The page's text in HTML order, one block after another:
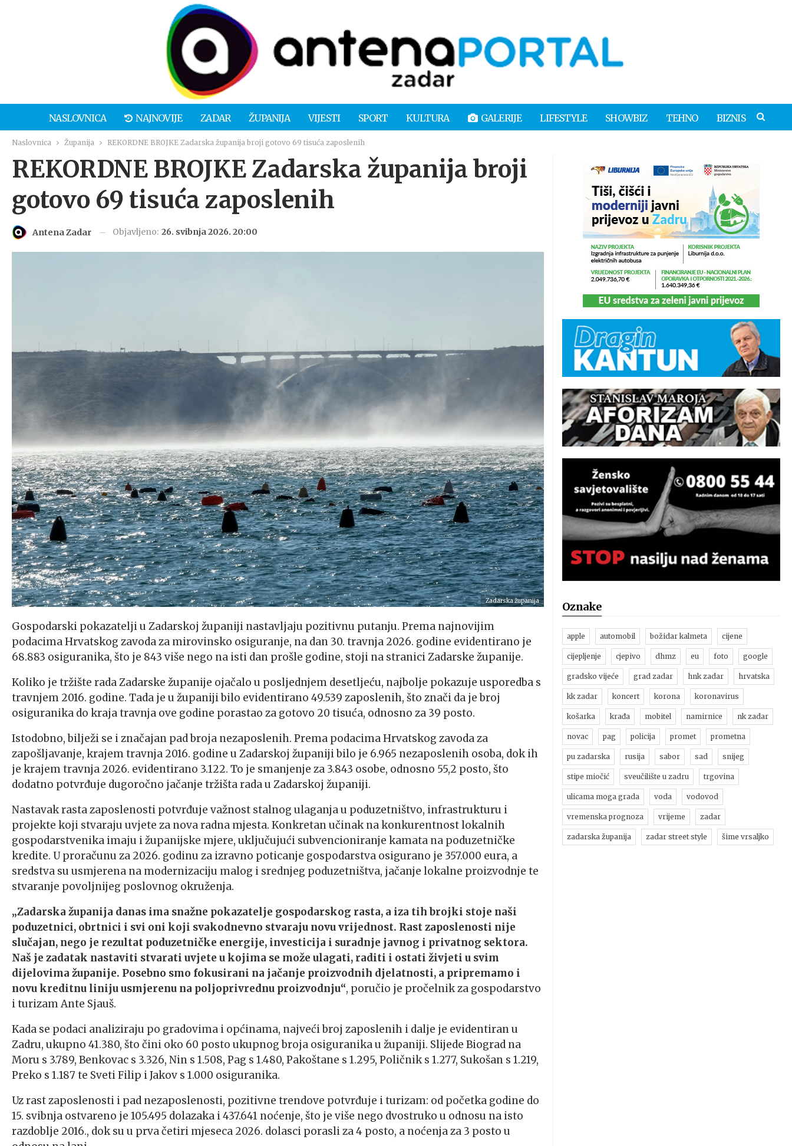
NASLOVNICA NAJNOVIJE ZADAR ŽUPANIJA VIJESTI SPORT KULTURA GALERIJE LIFESTYLE SHOWBIZ TEHNO BIZNIS
Naslovnica Županija REKORDNE BROJKE Zadarska županija broji gotovo 69 tisuća zaposlenih
REKORDNE BROJKE Zadarska županija broji
gotovo 69 tisuća zaposlenih
Antena Zadar Objavljeno: 26. svibnja 2026. 20:00
Zadarska županija
Gospodarski pokazatelji u Zadarskoj županiji nastavljaju pozitivnu putanju. Prema najnovijim
podacima Hrvatskog zavoda za mirovinsko osiguranje, na dan 30. travnja 2026. godine evidentirano je
68.883 osiguranika, što je 843 više nego na isti dan prošle godine, stoji na stranici Zadarske županije.
Koliko je tržište rada Zadarske županije ojačalo u posljednjem desetljeću, najbolje pokazuje usporedba s
travnjem 2016. godine. Tada je u županiji bilo evidentirano 49.539 zaposlenih, što znači da je broj
osiguranika do kraja travnja ove godine porastao za gotovo 20 tisuća, odnosno za 39 posto.
Istodobno, bilježi se i značajan pad broja nezaposlenih. Prema podacima Hrvatskog zavoda za
zapošljavanje, krajem travnja 2016. godine u Zadarskoj županiji bilo je 6.965 nezaposlenih osoba, dok ih
je krajem travnja 2026. evidentirano 3.122. To je smanjenje za 3.843 osobe, odnosno 55,2 posto, što
dodatno potvrđuje dugoročno jačanje tržišta rada u Zadarskoj županiji.
Nastavak rasta zaposlenosti potvrđuje važnost stalnog ulaganja u poduzetništvo, infrastrukturu i
projekte koji stvaraju uvjete za nova radna mjesta. Konkretan učinak na konkurentnost lokalnih
gospodarstvenika imaju i županijske mjere, uključujući subvencioniranje kamata na poduzetničke
kredite. U proračunu za 2026. godinu za izravno poticanje gospodarstva osigurano je 357.000 eura, a
sredstva su usmjerena na modernizaciju malog i srednjeg poduzetništva, jačanje lokalne proizvodnje te
stvaranje povoljnijeg poslovnog okruženja.
„Zadarska županija danas ima snažne pokazatelje gospodarskog rasta, a iza tih brojki stoje naši
poduzetnici, obrtnici i svi oni koji svakodnevno stvaraju novu vrijednost. Rast zaposlenosti nije
slučajan, nego je rezultat poduzetničke energije, investicija i suradnje javnog i privatnog sektora.
Naš je zadatak nastaviti stvarati uvjete u kojima se može ulagati, raditi i ostati živjeti u svim
dijelovima županije. Posebno smo fokusirani na jačanje proizvodnih djelatnosti, a pripremamo i
novu kreditnu liniju usmjerenu na poljoprivrednu proizvodnju“, poručio je pročelnik za gospodarstvo
i turizam Ante Sjauš.
Kada se podaci analiziraju po gradovima i općinama, najveći broj zaposlenih i dalje je evidentiran u
Zadru, ukupno 41.380, što čini oko 60 posto ukupnog broja osiguranika u županiji. Slijede Biograd na
Moru s 3.789, Benkovac s 3.326, Nin s 1.508, Pag s 1.480, Pakoštane s 1.295, Poličnik s 1.277, Sukošan s 1.219,
Preko s 1.187 te Sveti Filip i Jakov s 1.000 osiguranika.
Uz rast zaposlenosti i pad nezaposlenosti, pozitivne trendove potvrđuje i turizam: od početka godine do
15. svibnja ostvareno je 105.495 dolazaka i 437.641 noćenje, što je više nego dvostruko u odnosu na isto
razdoblje 2016., dok su u prva četiri mjeseca 2026. dolasci porasli za 4 posto, a noćenja za 3 posto u
Oznake
apple automobil božidar kalmeta cijene
cijepljenje cjepivo dhmz eu foto google
gradsko vijeće grad zadar hnk zadar hrvatska
kk zadar koncert korona koronavirus
košarka krađa mobitel namirnice nk zadar
novac pag policija promet prometna
pu zadarska rusija sabor sad snijeg
stipe miočić sveučilište u zadru trgovina
ulicama moga grada voda vodovod
vremenska prognoza vrijeme zadar
zadarska županija zadar street style šime vrsaljko